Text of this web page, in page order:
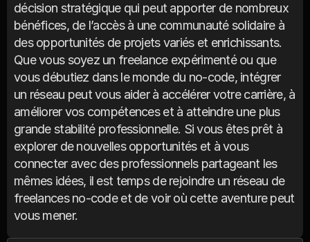
décision stratégique qui peut apporter de nombreux
bénéfices, de l’accès à une communauté solidaire à
des opportunités de projets variés et enrichissants.
Que vous soyez un freelance expérimenté ou que
vous débutiez dans le monde du no-code, intégrer
un réseau peut vous aider à accélérer votre carrière, à
améliorer vos compétences et à atteindre une plus
grande stabilité professionnelle. Si vous êtes prêt à
explorer de nouvelles opportunités et à vous
connecter avec des professionnels partageant les
mêmes idées, il est temps de rejoindre un réseau de
freelances no-code et de voir où cette aventure peut
vous mener.